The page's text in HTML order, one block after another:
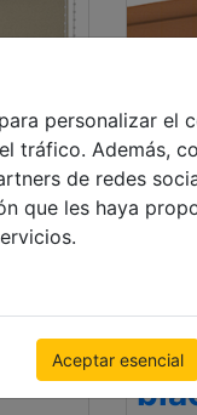
personalizar el
tráfico. Además,
de redes
que les haya
Aceptar esencial